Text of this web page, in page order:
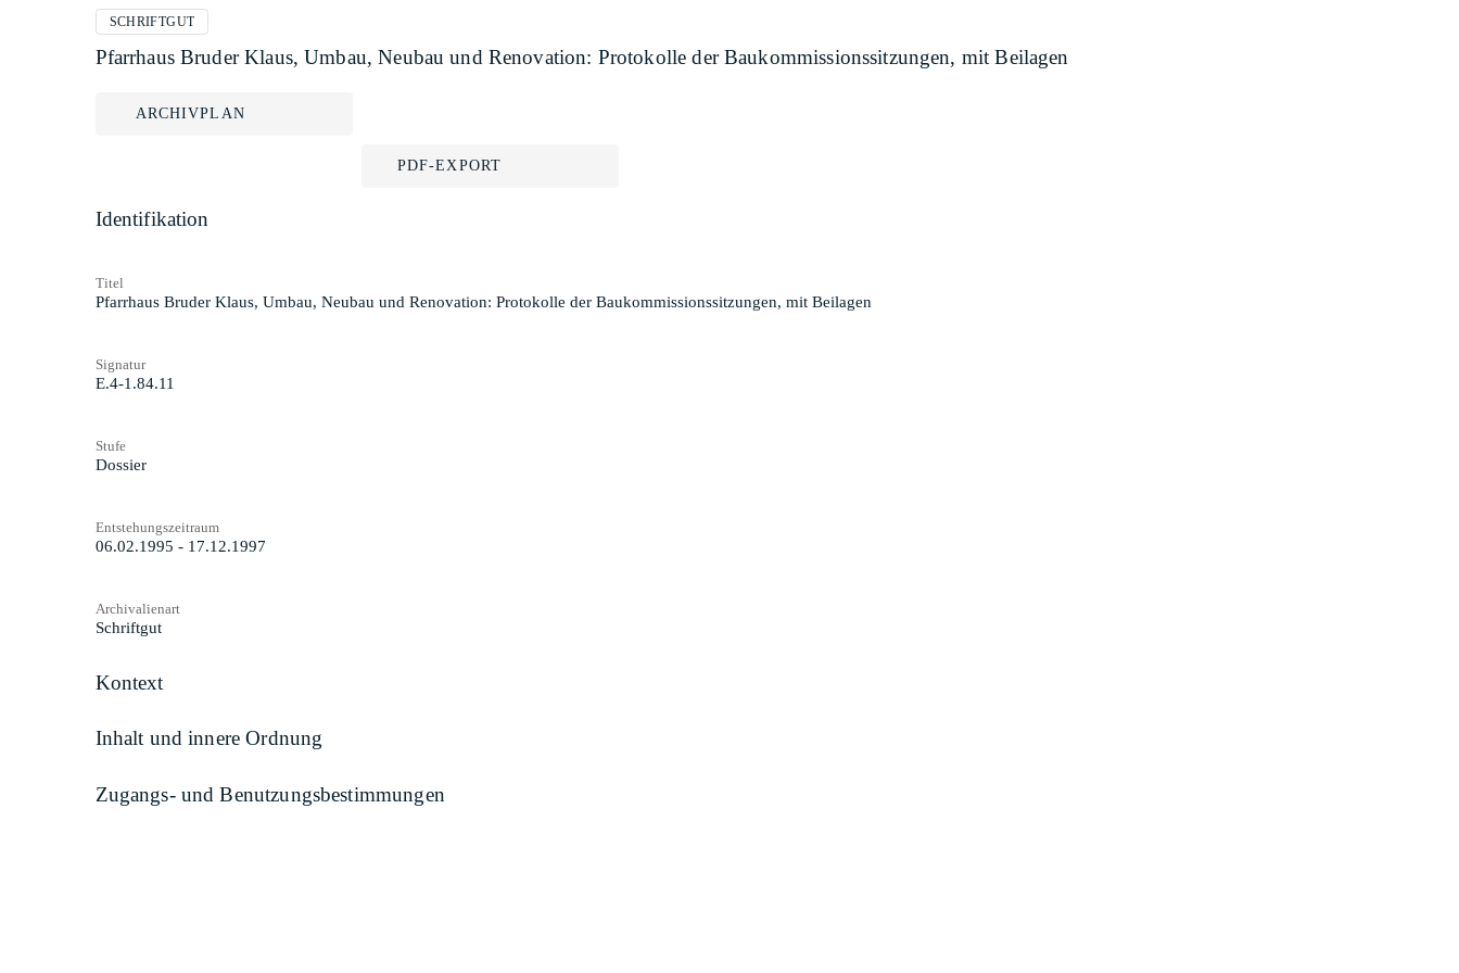
SCHRIFTGUT
Pfarrhaus Bruder Klaus, Umbau, Neubau und Renovation: Protokolle der Baukommissionssitzungen, mit Beilagen
ARCHIVPLAN
PDF-EXPORT
Identifikation
Titel
Pfarrhaus Bruder Klaus, Umbau, Neubau und Renovation: Protokolle der Baukommissionssitzungen, mit Beilagen
Signatur
E.4-1.84.11
Stufe
Dossier
Entstehungszeitraum
06.02.1995 - 17.12.1997
Archivalienart
Schriftgut
Kontext
Inhalt und innere Ordnung
Zugangs- und Benutzungsbestimmungen